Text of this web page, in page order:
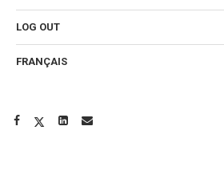
LOG OUT
FRANÇAIS